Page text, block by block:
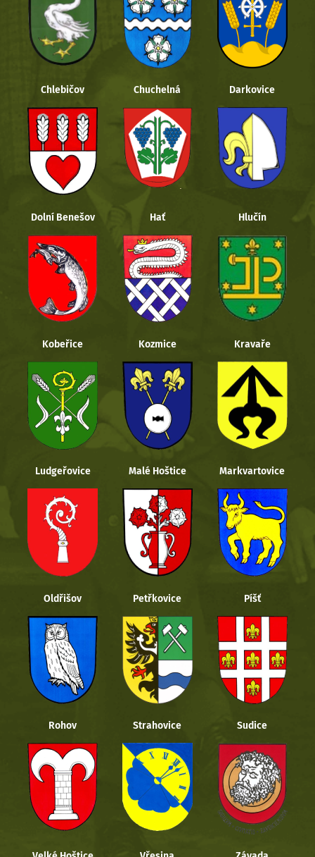
Chlebičov Chuchelná Darkovice
Dolní Benešov Hať Hlučín
Kobeřice Kozmice Kravaře
Ludgeřovice Malé Hoštice Markvartovice
Oldřišov Petřkovice Píšť
Rohov Strahovice Sudice